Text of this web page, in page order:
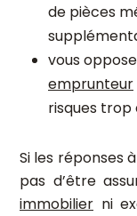
de pièces
vous
emprunteur
risques trop
Si les réponses
pas d’être
immobilier ni